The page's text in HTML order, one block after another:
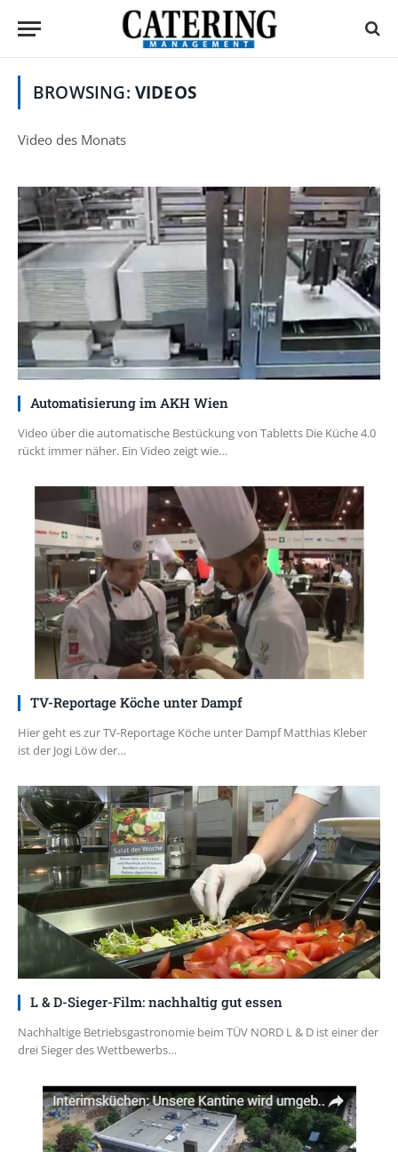
BROWSING: VIDEOS
Video des Monats
Automatisierung im AKH Wien
Video über die automatische Bestückung von Tabletts Die Küche 4.0
rückt immer näher. Ein Video zeigt wie…
TV-Reportage Köche unter Dampf
Hier geht es zur TV-Reportage Köche unter Dampf Matthias Kleber
ist der Jogi Löw der…
L & D-Sieger-Film: nachhaltig gut essen
Nachhaltige Betriebsgastronomie beim TÜV NORD L & D ist einer der
drei Sieger des Wettbewerbs…